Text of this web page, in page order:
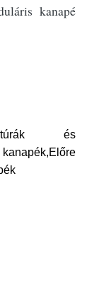
kanapé
és